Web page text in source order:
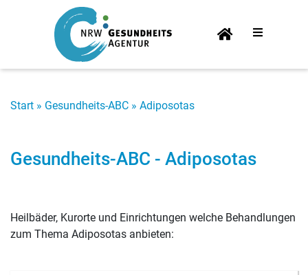
Start­
sei­te
Start » Gesundheits-ABC » Adiposotas
Gesundheits-ABC - Adiposotas
Heilbäder, Kurorte und Einrichtungen welche Behandlungen
zum Thema Adiposotas anbieten: